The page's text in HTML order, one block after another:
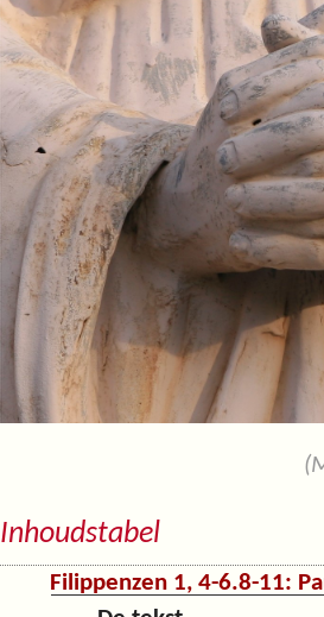
Inhoudstabel
Filippenzen 1, 4-6.8-11: